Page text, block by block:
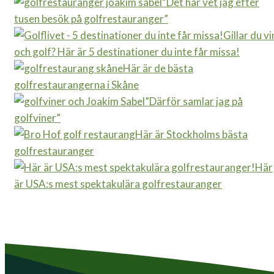
tusen besök på golfrestauranger”
Gillar du
och golf? Här är 5 destinationer du inte får missa!
Här är de bästa
golfrestaurangerna i Skåne
”Därför samlar jag på
golfviner”
Här är Stockholms bästa
golfrestauranger
Här
är USA:s mest spektakulära golfrestauranger